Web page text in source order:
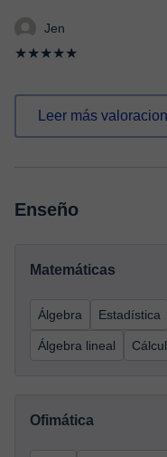
Jen
★★★★★
Leer más
Enseño
Matemáticas
Álgebra Estadística
Álgebra lineal
Ofimática